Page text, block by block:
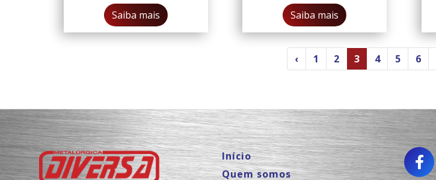
Saiba mais Saiba mais
‹ 1 2 3 4 5 6
Início
Quem somos